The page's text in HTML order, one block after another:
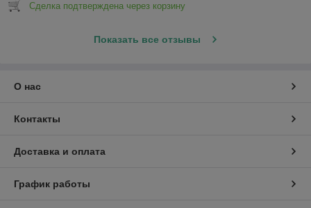
Сделка подтверждена через корзину
Показать все отзывы
О нас
Контакты
Доставка и оплата
График работы